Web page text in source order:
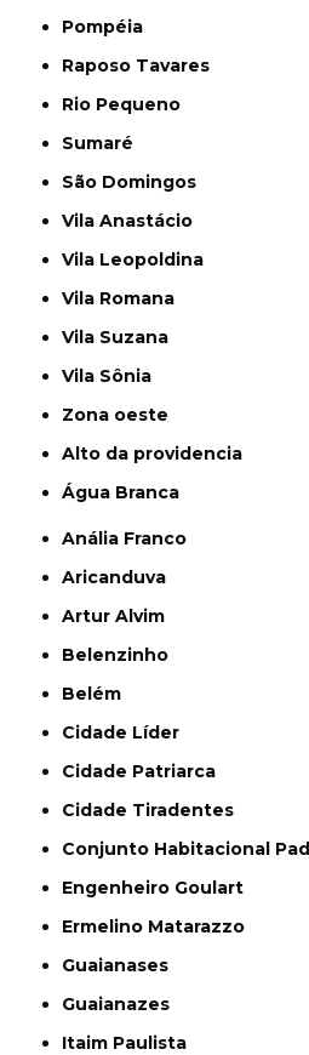
Pompéia
Raposo Tavares
Rio Pequeno
Sumaré
São Domingos
Vila Anastácio
Vila Leopoldina
Vila Romana
Vila Suzana
Vila Sônia
Zona oeste
alto da providencia
Água Branca
Anália Franco
Aricanduva
Artur Alvim
Belenzinho
Belém
Cidade Líder
Cidade Patriarca
Cidade Tiradentes
Conjunto Habitacional
Engenheiro Goulart
Ermelino Matarazzo
Guaianases
Guaianazes
Itaim Paulista